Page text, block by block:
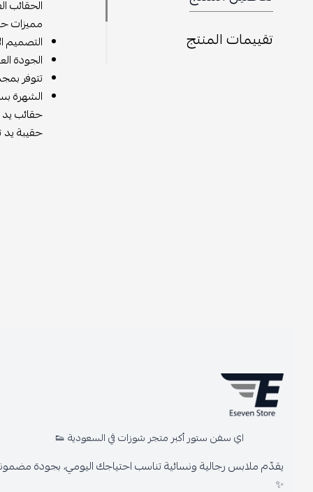
تقييمات المنتج
الحقائب
مميزات
التصميم
الجودة
تتوفر
الشهرة بسبب
حقائب يد
حقيبة يد
اي سفن ستور أكبر متجر شوزات في السعودية 👟
يقدّم ملابس رجالية ونسائية تناسب احتياجك اليومي، بجودة مضمونة